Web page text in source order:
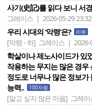
사기(史記)를 읽다 보니 서
그레이스 | 2026-05-29 23:32
우리 시대의 ‘악령’은? 리뷰
[악령 - 하] 그레이스 | 2026-
학살이나 제노사이드가 있
작용하는 무지는 많은 경
정도로 너무나 많은 정보
능력..
100자평
[알고 싶지 않은 마음] 그레